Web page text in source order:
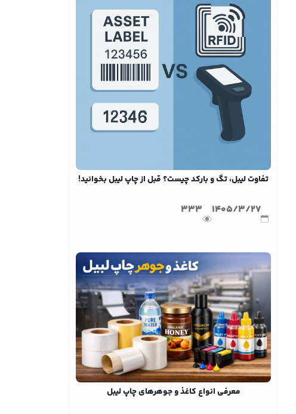
تفاوت لیبل، تگ و بارکد چیست؟ قبل از چاپ لیبل بخوانید!
1405/3/27
333
معرفی انواع کاغذ و جوهرهای چاپ لیبل